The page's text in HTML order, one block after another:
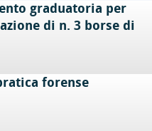
graduatoria per
di n. 3 borse di
forense